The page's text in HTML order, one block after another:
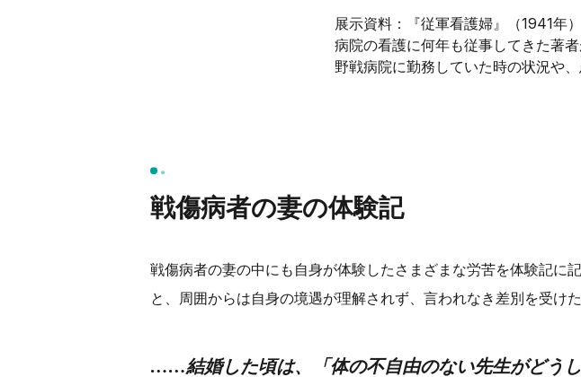
展示資料：『従軍看護婦』（1941年）
病院の看護に何年も従事してきた著
野戦病院に勤務していた時の状況や
戦傷病者の妻の体験記
戦傷病者の妻の中にも自身が体験したさまざまな労苦を体験記に
と、周囲からは自身の境遇が理解されず、言われなき差別を受け
……結婚した頃は、「体の不自由のない先生がどう